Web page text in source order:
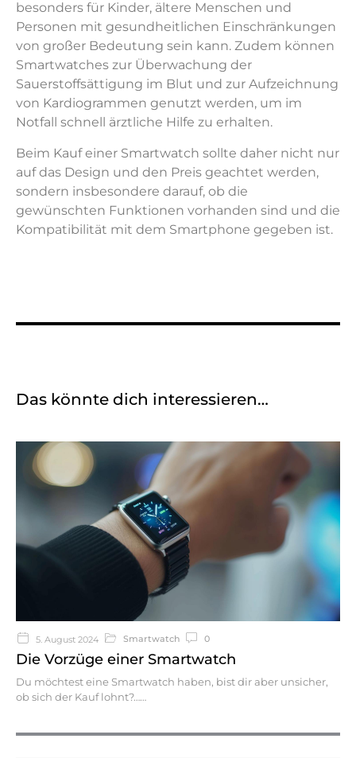
besonders für Kinder, ältere Menschen und
Personen mit gesundheitlichen Einschränkungen
von großer Bedeutung sein kann. Zudem können
Smartwatches zur Überwachung der
Sauerstoffsättigung im Blut und zur Aufzeichnung
von Kardiogrammen genutzt werden, um im
Notfall schnell ärztliche Hilfe zu erhalten.
Beim Kauf einer Smartwatch sollte daher nicht nur
auf das Design und den Preis geachtet werden,
sondern insbesondere darauf, ob die
gewünschten Funktionen vorhanden sind und die
Kompatibilität mit dem Smartphone gegeben ist.
Das könnte dich interessieren…
5. August 2024 Smartwatch 0
Die Vorzüge einer Smartwatch
Du möchtest eine Smartwatch haben, bist dir aber unsicher,
ob sich der Kauf lohnt?…